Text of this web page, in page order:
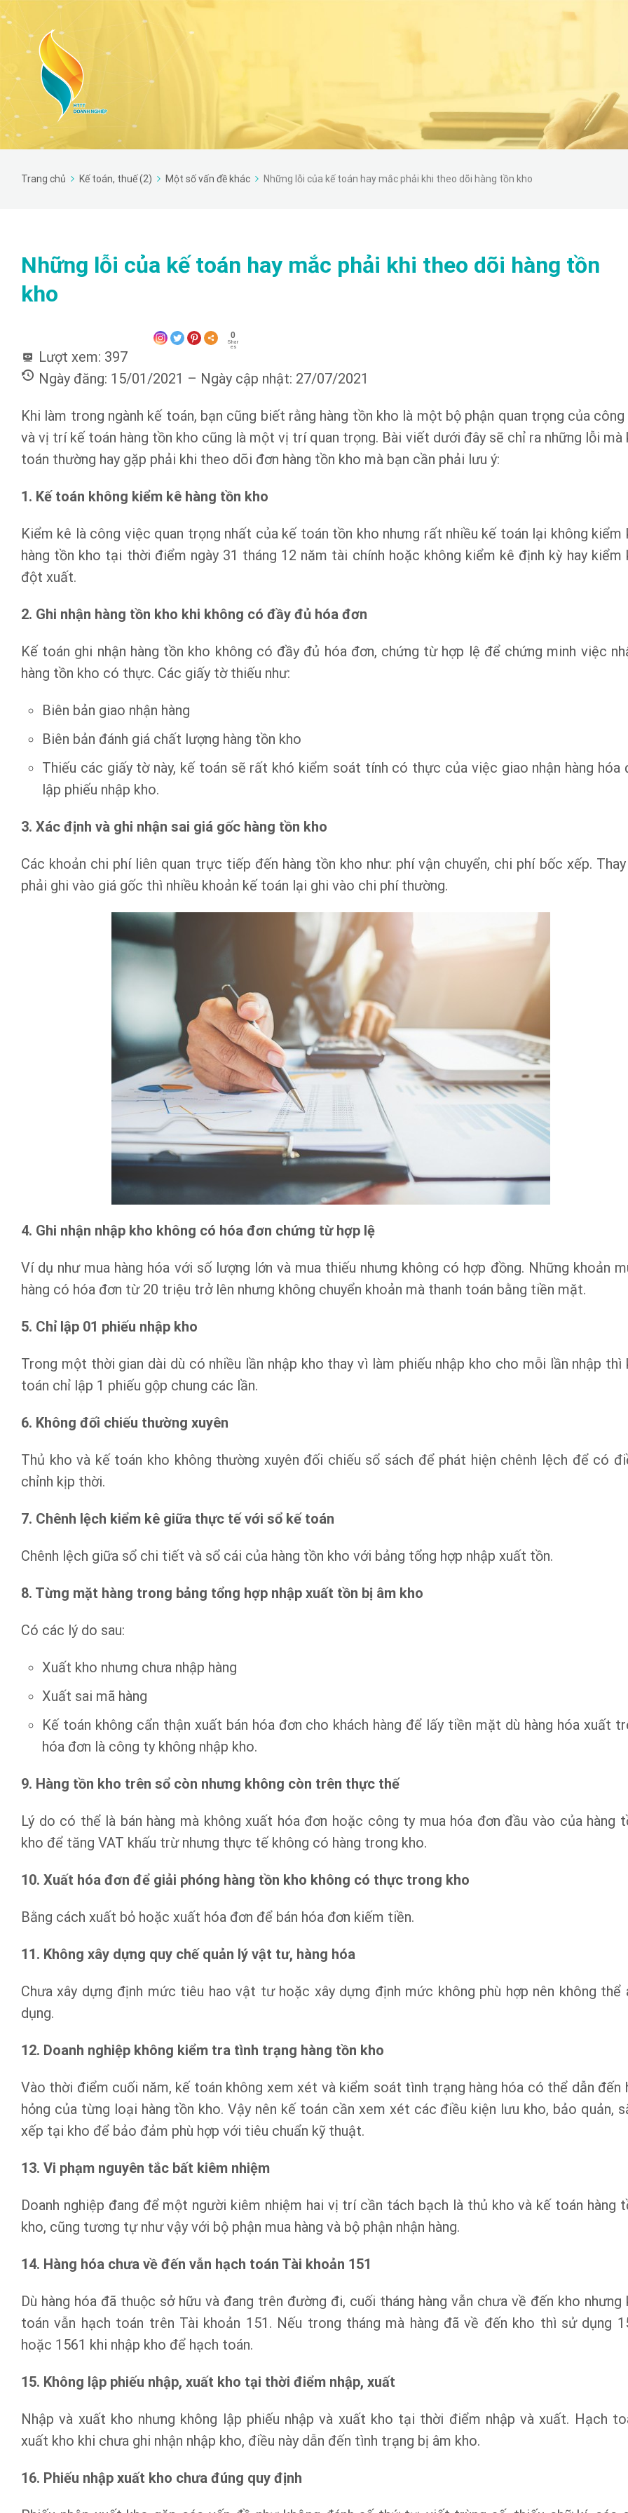
Trang chủ Kế toán, thuế (2) Một số vấn đề khác Những lỗi của kế toán hay mắc phải khi theo dõi hàng tồn kho
Những lỗi của kế toán hay mắc phải khi theo dõi hàng tồn
kho
0
Shar
es
Lượt xem: 397
Ngày đăng: 15/01/2021 – Ngày cập nhật: 27/07/2021
Khi làm trong ngành kế toán, bạn cũng biết rằng hàng tồn kho là một bộ phận quan trọng của
và vị trí kế toán hàng tồn kho cũng là một vị trí quan trọng. Bài viết dưới đây sẽ chỉ ra những lỗi mà
toán thường hay gặp phải khi theo dõi đơn hàng tồn kho mà bạn cần phải lưu ý:
1. Kế toán không kiểm kê hàng tồn kho
Kiểm kê là công việc quan trọng nhất của kế toán tồn kho nhưng rất nhiều kế toán lại không kiểm
hàng tồn kho tại thời điểm ngày 31 tháng 12 năm tài chính hoặc không kiểm kê định kỳ hay kiểm
đột xuất.
2. Ghi nhận hàng tồn kho khi không có đầy đủ hóa đơn
Kế toán ghi nhận hàng tồn kho không có đầy đủ hóa đơn, chứng từ hợp lệ để chứng minh việc
hàng tồn kho có thực. Các giấy tờ thiếu như:
Biên bản giao nhận hàng
Biên bản đánh giá chất lượng hàng tồn kho
Thiếu các giấy tờ này, kế toán sẽ rất khó kiểm soát tính có thực của việc giao nhận hàng hóa
lập phiếu nhập kho.
3. Xác định và ghi nhận sai giá gốc hàng tồn kho
Các khoản chi phí liên quan trực tiếp đến hàng tồn kho như: phí vận chuyển, chi phí bốc xếp.
phải ghi vào giá gốc thì nhiều khoản kế toán lại ghi vào chi phí thường.
4. Ghi nhận nhập kho không có hóa đơn chứng từ hợp lệ
Ví dụ như mua hàng hóa với số lượng lớn và mua thiếu nhưng không có hợp đồng. Những khoản
hàng có hóa đơn từ 20 triệu trở lên nhưng không chuyển khoản mà thanh toán bằng tiền mặt.
5. Chỉ lập 01 phiếu nhập kho
Trong một thời gian dài dù có nhiều lần nhập kho thay vì làm phiếu nhập kho cho mỗi lần nhập thì
toán chỉ lập 1 phiếu gộp chung các lần.
6. Không đối chiếu thường xuyên
Thủ kho và kế toán kho không thường xuyên đối chiếu sổ sách để phát hiện chênh lệch để có
chỉnh kịp thời.
7. Chênh lệch kiểm kê giữa thực tế với sổ kế toán
Chênh lệch giữa sổ chi tiết và sổ cái của hàng tồn kho với bảng tổng hợp nhập xuất tồn.
8. Từng mặt hàng trong bảng tổng hợp nhập xuất tồn bị âm kho
Có các lý do sau:
Xuất kho nhưng chưa nhập hàng
Xuất sai mã hàng
Kế toán không cẩn thận xuất bán hóa đơn cho khách hàng để lấy tiền mặt dù hàng hóa xuất
hóa đơn là công ty không nhập kho.
9. Hàng tồn kho trên sổ còn nhưng không còn trên thực thế
Lý do có thể là bán hàng mà không xuất hóa đơn hoặc công ty mua hóa đơn đầu vào của hàng
kho để tăng VAT khấu trừ nhưng thực tế không có hàng trong kho.
10. Xuất hóa đơn để giải phóng hàng tồn kho không có thực trong kho
Bằng cách xuất bỏ hoặc xuất hóa đơn để bán hóa đơn kiếm tiền.
11. Không xây dựng quy chế quản lý vật tư, hàng hóa
Chưa xây dựng định mức tiêu hao vật tư hoặc xây dựng định mức không phù hợp nên không thể
dụng.
12. Doanh nghiệp không kiểm tra tình trạng hàng tồn kho
Vào thời điểm cuối năm, kế toán không xem xét và kiểm soát tình trạng hàng hóa có thể dẫn đến
hỏng của từng loại hàng tồn kho. Vậy nên kế toán cần xem xét các điều kiện lưu kho, bảo quản,
xếp tại kho để bảo đảm phù hợp với tiêu chuẩn kỹ thuật.
13. Vi phạm nguyên tắc bất kiêm nhiệm
Doanh nghiệp đang để một người kiêm nhiệm hai vị trí cần tách bạch là thủ kho và kế toán hàng
kho, cũng tương tự như vậy với bộ phận mua hàng và bộ phận nhận hàng.
14. Hàng hóa chưa về đến vẫn hạch toán Tài khoản 151
Dù hàng hóa đã thuộc sở hữu và đang trên đường đi, cuối tháng hàng vẫn chưa về đến kho nhưng
toán vẫn hạch toán trên Tài khoản 151. Nếu trong tháng mà hàng đã về đến kho thì sử dụng
hoặc 1561 khi nhập kho để hạch toán.
15. Không lập phiếu nhập, xuất kho tại thời điểm nhập, xuất
Nhập và xuất kho nhưng không lập phiếu nhập và xuất kho tại thời điểm nhập và xuất. Hạch
xuất kho khi chưa ghi nhận nhập kho, điều này dẫn đến tình trạng bị âm kho.
16. Phiếu nhập xuất kho chưa đúng quy định